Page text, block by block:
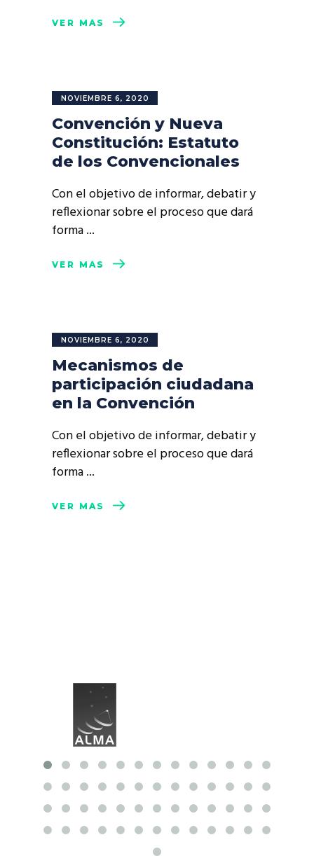
VER MÁS
NOVIEMBRE 6, 2020
Convención y Nueva
Constitución: Estatuto
de los Convencionales
Con el objetivo de informar, debatir y
reflexionar sobre el proceso que dará
forma
VER MÁS
NOVIEMBRE 6, 2020
Mecanismos de
participación ciudadana
en la Convención
Con el objetivo de informar, debatir y
reflexionar sobre el proceso que dará
forma
VER MÁS